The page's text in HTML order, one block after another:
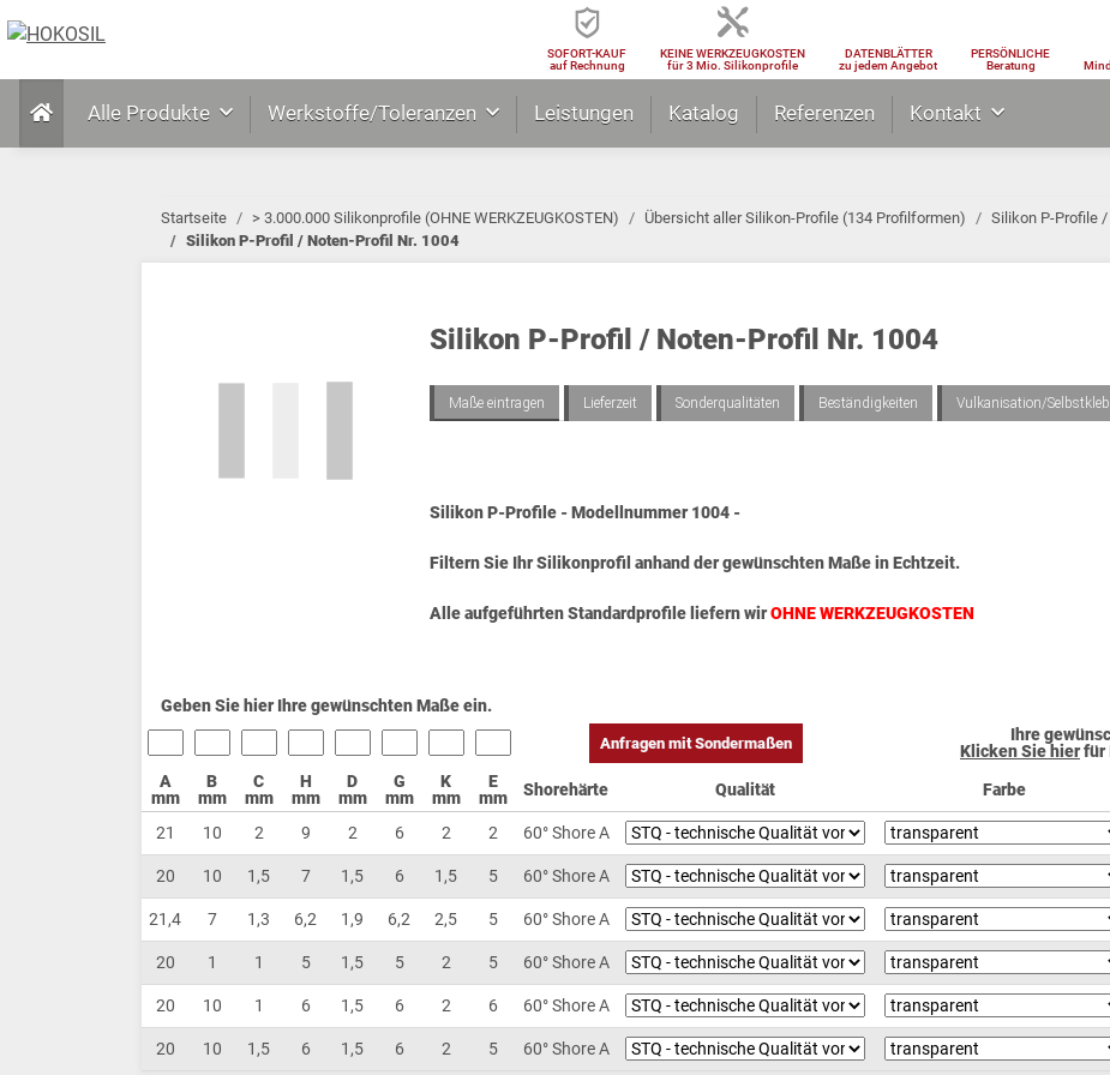
SOFORT-KAUF
auf Rechnung
KEINE WERKZEUGKOSTEN
für 3 Mio. Silikonprofile
DATENBLÄTTER
zu jedem Angebot
PERSÖNLICHE
Beratung
Alle Produkte Werkstoffe/Toleranzen Leistungen Katalog Referenzen Kontakt
Startseite > 3.000.000 Silikonprofile (OHNE WERKZEUGKOSTEN) Übersicht aller Silikon-Profile (134 Profilformen)
Silikon P-Profile
Silikon P-Profil / Noten-Profil Nr. 1004
Silikon P-Profil / Noten-Profil Nr. 1004
Maße eintragen Lieferzeit Sonderqualitäten Beständigkeiten Vulkanisation/
Silikon P-Profile - Modellnummer 1004 -
Filtern Sie Ihr Silikonprofil anhand der gewünschten Maße in Echtzeit.
Alle aufgeführten Standardprofile liefern wirOHNE WERKZEUGKOSTEN
Geben Sie hier Ihre gewünschten Maße ein.
Anfragen mit Sondermaßen
Ihre
Klicken Sie hierfür
A
mm
B
mm
C
mm
H
mm
D
mm
G
mm
K
mm
E
mm
Shorehärte Qualität Farbe
21 10 2 9 2 6 2 2 60° Shore A
20 10 1,5 7 1,5 6 1,5 5 60° Shore A
21,4 7 1,3 6,2 1,9 6,2 2,5 5 60° Shore A
20 1 1 5 1,5 5 2 5 60° Shore A
20 10 1 6 1,5 6 2 6 60° Shore A
20 10 1,5 6 1,5 6 2 5 60° Shore A